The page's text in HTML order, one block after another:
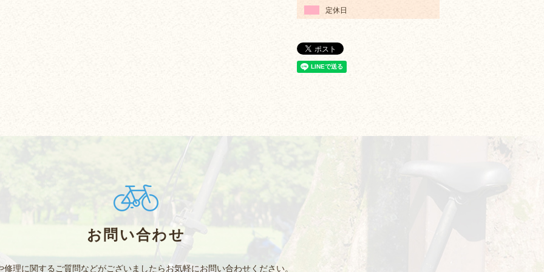
定休日
お問い合わせ
修理に関するご質問などがございましたらお気軽にお問い合わせください。